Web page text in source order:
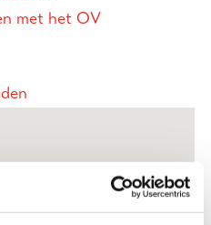
met het OV